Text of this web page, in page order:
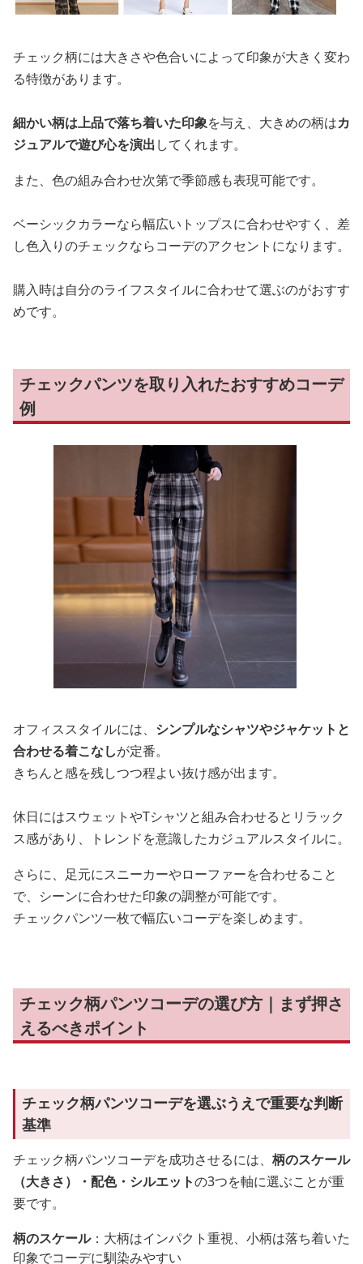
チェック柄には大きさや色合いによって印象が大きく変わ
る特徴があります。
細かい柄は上品で落ち着いた印象を与え、大きめの柄はカ
ジュアルで遊び心を演出してくれます。
また、色の組み合わせ次第で季節感も表現可能です。
ベーシックカラーなら幅広いトップスに合わせやすく、差
し色入りのチェックならコーデのアクセントになります。
購入時は自分のライフスタイルに合わせて選ぶのがおすす
めです。
チェックパンツを取り入れたおすすめコーデ
例
オフィススタイルには、 シンプルなシャツやジャケットと
合わせる着こなしが定番。
きちんと感を残しつつ程よい抜け感が出ます。
休日にはスウェットやTシャツと組み合わせるとリラック
ス感があり、トレンドを意識したカジュアルスタイルに。
さらに、足元にスニーカーやローファーを合わせること
で、シーンに合わせた印象の調整が可能です。
チェックパンツ一枚で幅広いコーデを楽しめます。
チェック柄パンツコーデの選び方｜まず押さ
えるべきポイント
チェック柄パンツコーデを選ぶうえで重要な判断
基準
チェック柄パンツコーデを成功させるには、 柄のスケール
（大きさ）・配色・シルエットの3つを軸に選ぶことが重
要です。
柄のスケール：大柄はインパクト重視、小柄は落ち着いた
印象でコーデに馴染みやすい